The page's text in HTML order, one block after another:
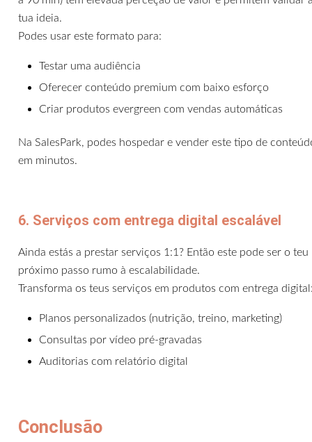
tua ideia.
Podes usar este formato para:
Testar uma audiência
Oferecer conteúdo premium com baixo esforço
Criar produtos evergreen com vendas automáticas
Na SalesPark, podes hospedar e vender este tipo de
em minutos.
6. Serviços com entrega digital escalável
Ainda estás a prestar serviços 1:1? Então este pode ser o teu
próximo passo rumo à escalabilidade.
Transforma os teus serviços em produtos com entrega
Planos personalizados (nutrição, treino, marketing)
Consultas por vídeo pré-gravadas
Auditorias com relatório digital
Conclusão